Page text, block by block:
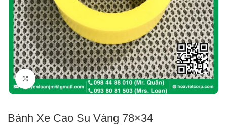
Click to enlarge
Bánh Xe Cao Su Vàng 78×34